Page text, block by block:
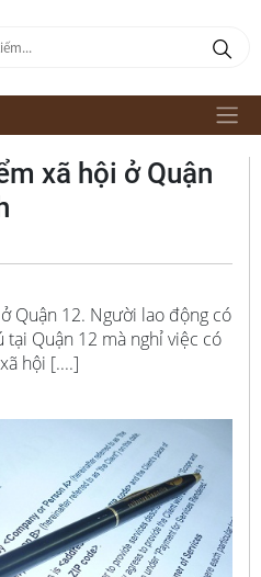
xã hội ở Quận
Quận 12. Người lao động có
Quận 12 mà nghỉ việc có
hội [....]